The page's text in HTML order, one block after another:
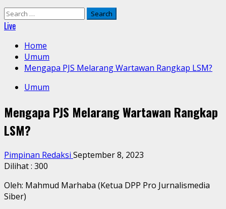
Search
for:
Live
Home
Umum
Mengapa PJS Melarang Wartawan Rangkap LSM?
Umum
Mengapa PJS Melarang Wartawan Rangkap
LSM?
Pimpinan Redaksi September 8, 2023
Dilihat : 300
Oleh: Mahmud Marhaba (Ketua DPP Pro Jurnalismedia
Siber)